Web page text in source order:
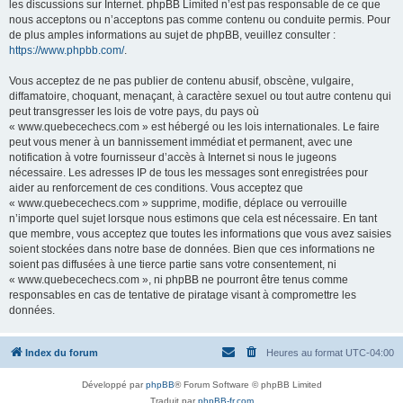
les discussions sur Internet. phpBB Limited n’est pas responsable de ce que
nous acceptons ou n’acceptons pas comme contenu ou conduite permis. Pour
de plus amples informations au sujet de phpBB, veuillez consulter :
https://www.phpbb.com/.
Vous acceptez de ne pas publier de contenu abusif, obscène, vulgaire,
diffamatoire, choquant, menaçant, à caractère sexuel ou tout autre contenu qui
peut transgresser les lois de votre pays, du pays où
« www.quebecechecs.com » est hébergé ou les lois internationales. Le faire
peut vous mener à un bannissement immédiat et permanent, avec une
notification à votre fournisseur d’accès à Internet si nous le jugeons
nécessaire. Les adresses IP de tous les messages sont enregistrées pour
aider au renforcement de ces conditions. Vous acceptez que
« www.quebecechecs.com » supprime, modifie, déplace ou verrouille
n’importe quel sujet lorsque nous estimons que cela est nécessaire. En tant
que membre, vous acceptez que toutes les informations que vous avez saisies
soient stockées dans notre base de données. Bien que ces informations ne
soient pas diffusées à une tierce partie sans votre consentement, ni
« www.quebecechecs.com », ni phpBB ne pourront être tenus comme
responsables en cas de tentative de piratage visant à compromettre les
données.
Index du forum Heures au format UTC-04:00
Développé parphpBB® Forum Software © phpBB Limited
Traduit parphpBB-fr.com